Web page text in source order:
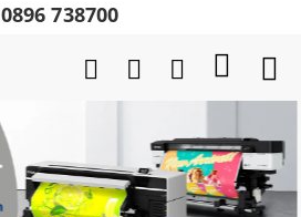
0896 738700